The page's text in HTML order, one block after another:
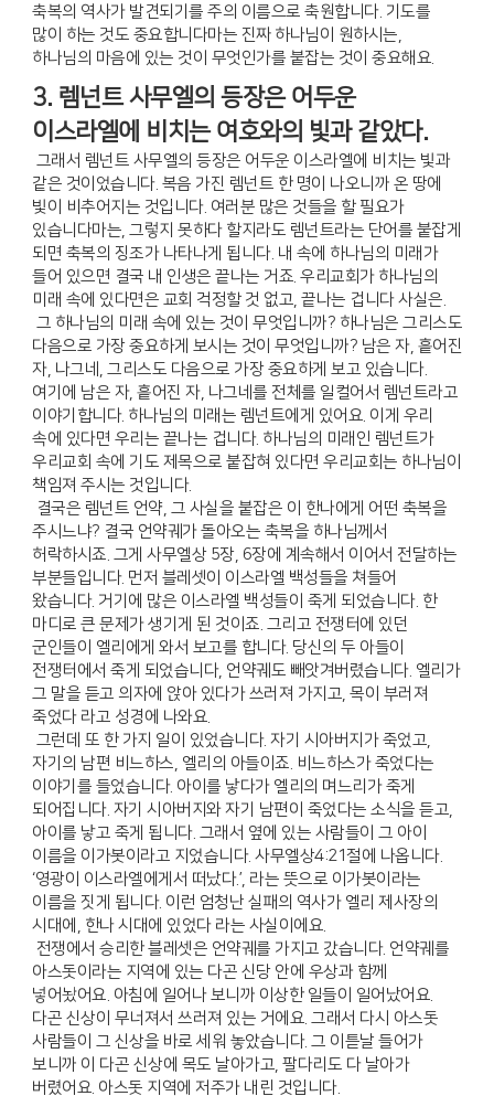
축복의 역사가 발견되기를 주의 이름으로 축원합니다. 기도를
많이 하는 것도 중요합니다마는 진짜 하나님이 원하시는,
하나님의 마음에 있는 것이 무엇인가를 붙잡는 것이 중요해요.
3. 렘넌트 사무엘의 등장은 어두운
이스라엘에 비치는 여호와의 빛과 같았다.
그래서 렘넌트 사무엘의 등장은 어두운 이스라엘에 비치는 빛과
같은 것이었습니다. 복음 가진 렘넌트 한 명이 나오니까 온 땅에
빛이 비추어지는 것입니다. 여러분 많은 것들을 할 필요가
있습니다마는, 그렇지 못하다 할지라도 렘넌트라는 단어를 붙잡게
되면 축복의 징조가 나타나게 됩니다. 내 속에 하나님의 미래가
들어 있으면 결국 내 인생은 끝나는 거죠. 우리교회가 하나님의
미래 속에 있다면은 교회 걱정할 것 없고, 끝나는 겁니다 사실은.
그 하나님의 미래 속에 있는 것이 무엇입니까? 하나님은 그리스도
다음으로 가장 중요하게 보시는 것이 무엇입니까? 남은 자, 흩어진
자, 나그네, 그리스도 다음으로 가장 중요하게 보고 있습니다.
여기에 남은 자, 흩어진 자, 나그네를 전체를 일컬어서 렘넌트라고
이야기합니다. 하나님의 미래는 렘넌트에게 있어요. 이게 우리
속에 있다면 우리는 끝나는 겁니다. 하나님의 미래인 렘넌트가
우리교회 속에 기도 제목으로 붙잡혀 있다면 우리교회는 하나님이
책임져 주시는 것입니다.
결국은 렘넌트 언약, 그 사실을 붙잡은 이 한나에게 어떤 축복을
주시느냐? 결국 언약궤가 돌아오는 축복을 하나님께서
허락하시죠. 그게 사무엘상 5장, 6장에 계속해서 이어서 전달하는
부분들입니다. 먼저 블레셋이 이스라엘 백성들을 쳐들어
왔습니다. 거기에 많은 이스라엘 백성들이 죽게 되었습니다. 한
마디로 큰 문제가 생기게 된 것이죠. 그리고 전쟁터에 있던
군인들이 엘리에게 와서 보고를 합니다. 당신의 두 아들이
전쟁터에서 죽게 되었습니다, 언약궤도 빼앗겨버렸습니다. 엘리가
그 말을 듣고 의자에 앉아 있다가 쓰러져 가지고, 목이 부러져
죽었다 라고 성경에 나와요.
그런데 또 한 가지 일이 있었습니다. 자기 시아버지가 죽었고,
자기의 남편 비느하스, 엘리의 아들이죠. 비느하스가 죽었다는
이야기를 들었습니다. 아이를 낳다가 엘리의 며느리가 죽게
되어집니다. 자기 시아버지와 자기 남편이 죽었다는 소식을 듣고,
아이를 낳고 죽게 됩니다. 그래서 옆에 있는 사람들이 그 아이
이름을 이가봇이라고 지었습니다. 사무엘상4:21절에 나옵니다.
‘영광이 이스라엘에게서 떠났다.’, 라는 뜻으로 이가봇이라는
이름을 짓게 됩니다. 이런 엄청난 실패의 역사가 엘리 제사장의
시대에, 한나 시대에 있었다 라는 사실이에요.
전쟁에서 승리한 블레셋은 언약궤를 가지고 갔습니다. 언약궤를
아스돗이라는 지역에 있는 다곤 신당 안에 우상과 함께
넣어놨어요. 아침에 일어나 보니까 이상한 일들이 일어났어요.
다곤 신상이 무너져서 쓰러져 있는 거에요. 그래서 다시 아스돗
사람들이 그 신상을 바로 세워 놓았습니다. 그 이튿날 들어가
보니까 이 다곤 신상에 목도 날아가고, 팔다리도 다 날아가
버렸어요. 아스돗 지역에 저주가 내린 것입니다.